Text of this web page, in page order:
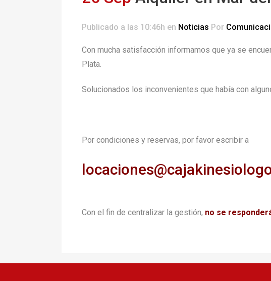
Publicado a las 10:46h en Noticias Por
Con mucha satisfacción informamos que ya se
Plata.
Solucionados los inconvenientes que había con
Por condiciones y reservas, por favor escribir a
Con el fin de centralizar la gestión, no se